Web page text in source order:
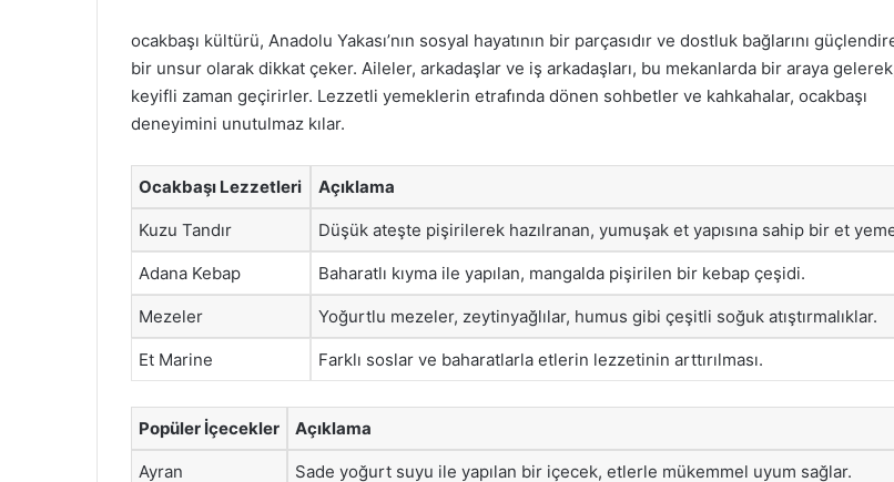
ocakbaşı kültürü, Anadolu Yakası’nın sosyal hayatının bir parçasıdır ve dostluk bağlarını
bir unsur olarak dikkat çeker. Aileler, arkadaşlar ve iş arkadaşları, bu mekanlarda bir araya
keyifli zaman geçirirler. Lezzetli yemeklerin etrafında dönen sohbetler ve kahkahalar, ocakbaşı
deneyimini unutulmaz kılar.
Ocakbaşı Lezzetleri Açıklama
Kuzu Tandır Düşük ateşte pişirilerek hazılranan, yumuşak et yapısına sahip bir et
Adana Kebap Baharatlı kıyma ile yapılan, mangalda pişirilen bir kebap çeşidi.
Mezeler Yoğurtlu mezeler, zeytinyağlılar, humus gibi çeşitli soğuk atıştırmalıklar.
Et Marine Farklı soslar ve baharatlarla etlerin lezzetinin arttırılması.
Popüler İçecekler Açıklama
Ayran Sade yoğurt suyu ile yapılan bir içecek, etlerle mükemmel uyum sağlar.